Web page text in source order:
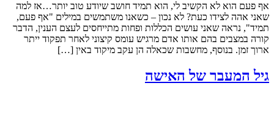
אף פעם הוא לא הקשיב לי, הוא תמיד חושב שיודע טוב יותר…אז למה
שאני אהה לצידו כעת? לא נכון – כשאנו משתמשים במילים "אף פעם,
תמיד", נראה שאני עושים הכללות ופחות מתייחסים לעצם הענין, הדבר
קורה במצבים בהם אותו אדם מרגיש עומס קיצוני לאחר תפקוד ייתר
ארוך זמן. בנוסף, מחשבות שכאלה הן עקב מיקוד באין […]
גיל המעבר של האישה